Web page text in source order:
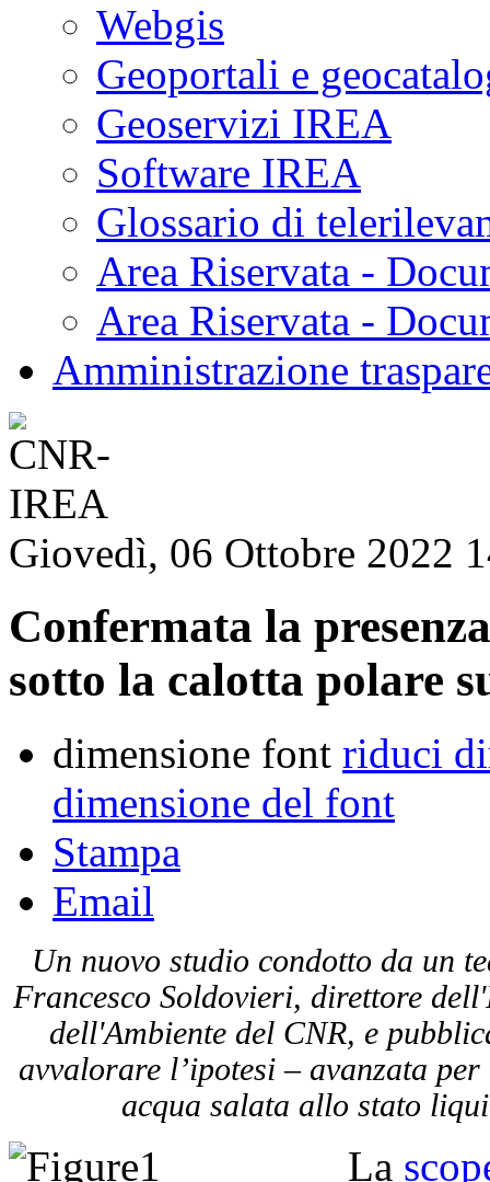
Webgis
Geoportali e
Geoservizi IREA
Software IREA
Glossario di
Area Riservata -
Area Riservata -
Amministrazione
Giovedì, 06 Ottobre 2022
Confermata la
sotto la calotta polare
dimensione font riduci
dimensione del font
Stampa
Email
Un nuovo studio condotto da un
Francesco Soldovieri, direttore
dell'Ambiente del CNR, e
avvalorare l’ipotesi – avanzata
acqua salata allo stato
La